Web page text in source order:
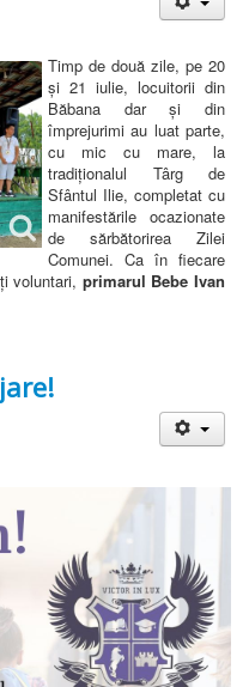
Timp de două zile, pe 20
și 21 iulie, locuitorii din
Băbana dar și din
împrejurimi au luat parte,
cu mic cu mare, la
tradiționalul Târg de
Sfântul Ilie, completat cu
manifestările ocazionate
de sărbătorirea Zilei
Comunei. Ca în fiecare
voluntari, primarul Bebe Ivan